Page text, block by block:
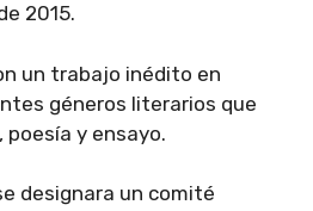
2015.
un trabajo inédito en
géneros literarios que
poesía y ensayo.
designara un comité